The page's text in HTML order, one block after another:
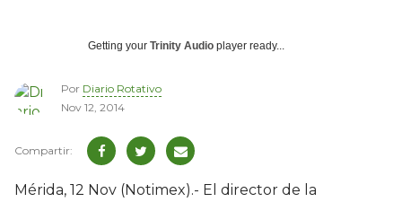
Getting your Trinity Audio player ready...
Por Diario Rotativo
Nov 12, 2014
Mérida, 12 Nov (Notimex).- El director de la